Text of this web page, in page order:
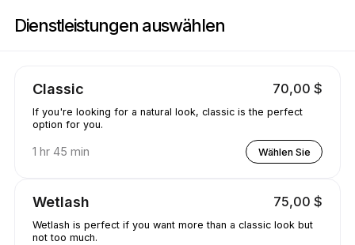
Dienstleistungen auswählen
Classic 70,00 $
If you're looking for a natural look, classic is the perfect
option for you.
1 hr 45 min Wählen Sie
Wetlash 75,00 $
Wetlash is perfect if you want more than a classic look but
not too much.